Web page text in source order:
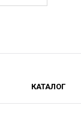
КАТАЛОГ